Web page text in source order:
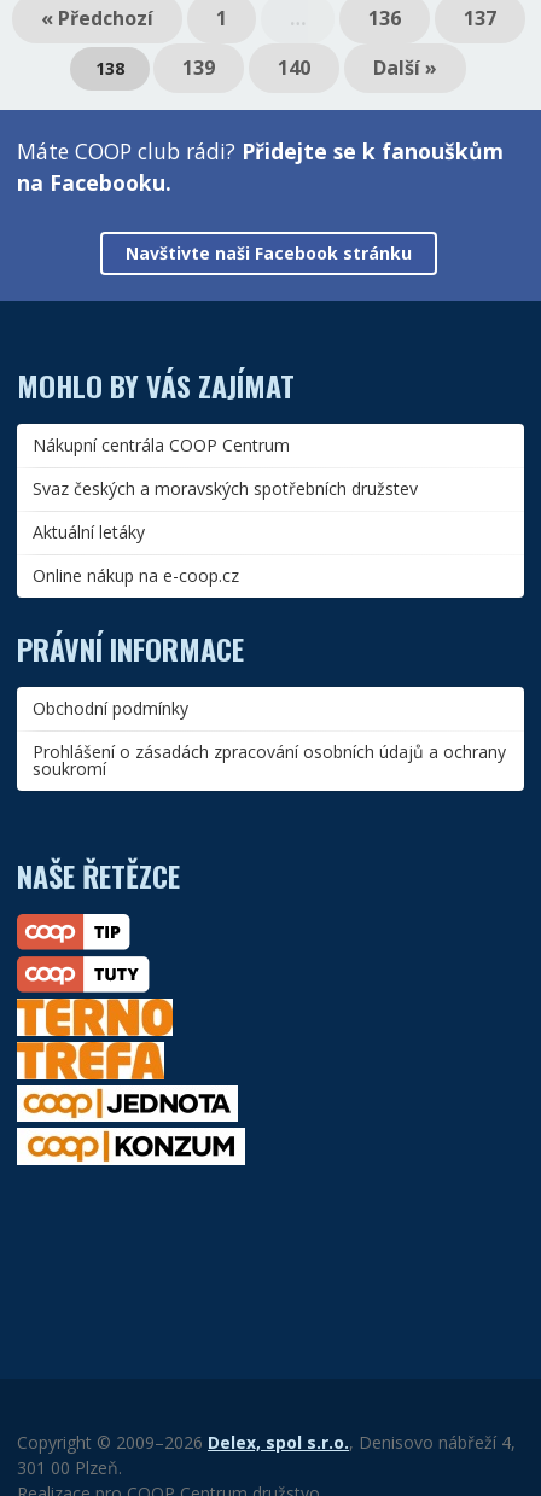
« Předchozí 1 … 136 137
138 139 140 Další »
Máte COOP club rádi? Přidejte se k fanouškům
na Facebooku.
Navštivte naši Facebook stránku
MOHLO BY VÁS ZAJÍMAT
Nákupní centrála COOP Centrum
Svaz českých a moravských spotřebních družstev
Aktuální letáky
Online nákup na e-coop.cz
PRÁVNÍ INFORMACE
Obchodní podmínky
Prohlášení o zásadách zpracování osobních údajů a ochrany
soukromí
NAŠE ŘETĚZCE
Copyright © 2009–2026 Delex, spol s.r.o., Denisovo nábřeží 4,
301 00 Plzeň.